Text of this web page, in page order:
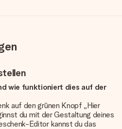
wie funktioniert dies auf der
auf den grünen Knopf „Hier
du mit der Gestaltung deines
Editor kannst du das